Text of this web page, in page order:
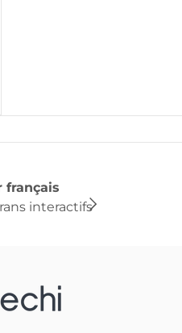
Suivant
français
interactifs